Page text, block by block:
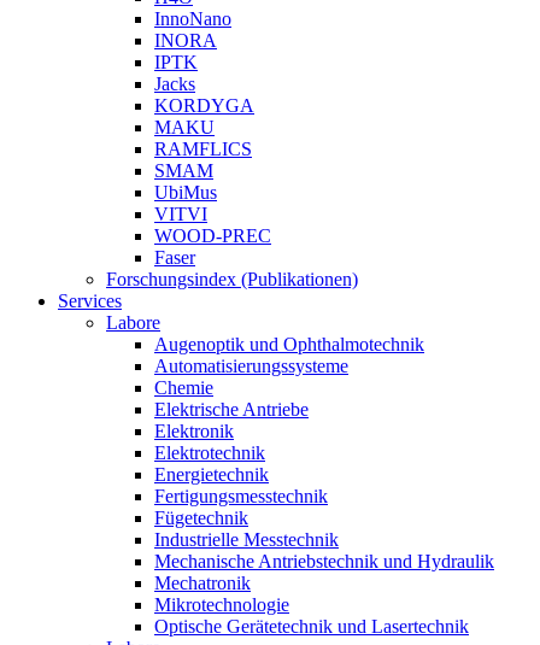
InnoNano
INORA
IPTK
Jacks
KORDYGA
MAKU
RAMFLICS
SMAM
UbiMus
VITVI
WOOD-PREC
Faser
Forschungsindex (Publikationen)
Services
Labore
Augenoptik und Ophthalmotechnik
Automatisierungssysteme
Chemie
Elektrische Antriebe
Elektronik
Elektrotechnik
Energietechnik
Fertigungsmesstechnik
Fügetechnik
Industrielle Messtechnik
Mechanische Antriebstechnik und Hydraulik
Mechatronik
Mikrotechnologie
Optische Gerätetechnik und Lasertechnik